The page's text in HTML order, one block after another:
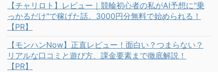
【チャリロト】レビュー｜競輪初心者の私がAI予想に"乗
っかるだけ"で稼げた話。3000円分無料で始められる！
【PR】
【モンハンNow】正直レビュー！面白い？つまらない？
リアルな口コミと遊び方、課金要素まで徹底解説！
【PR】